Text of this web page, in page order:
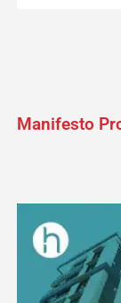
Manifesto